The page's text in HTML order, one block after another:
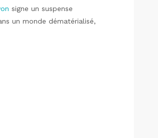
signe un suspense
un monde dématérialisé,